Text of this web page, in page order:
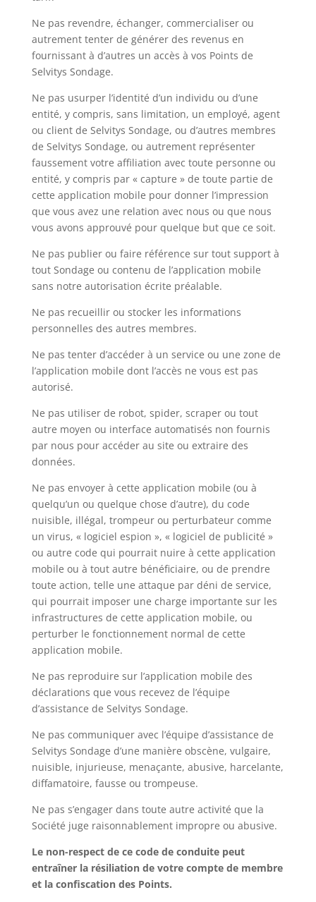
Ne pas revendre, échanger, commercialiser ou
autrement tenter de générer des revenus en
fournissant à d’autres un accès à vos Points de
Selvitys Sondage.
Ne pas usurper l’identité d’un individu ou d’une
entité, y compris, sans limitation, un employé, agent
ou client de Selvitys Sondage, ou d’autres membres
de Selvitys Sondage, ou autrement représenter
faussement votre affiliation avec toute personne ou
entité, y compris par « capture » de toute partie de
cette application mobile pour donner l’impression
que vous avez une relation avec nous ou que nous
vous avons approuvé pour quelque but que ce soit.
Ne pas publier ou faire référence sur tout support à
tout Sondage ou contenu de l’application mobile
sans notre autorisation écrite préalable.
Ne pas recueillir ou stocker les informations
personnelles des autres membres.
Ne pas tenter d’accéder à un service ou une zone de
l’application mobile dont l’accès ne vous est pas
autorisé.
Ne pas utiliser de robot, spider, scraper ou tout
autre moyen ou interface automatisés non fournis
par nous pour accéder au site ou extraire des
données.
Ne pas envoyer à cette application mobile (ou à
quelqu’un ou quelque chose d’autre), du code
nuisible, illégal, trompeur ou perturbateur comme
un virus, « logiciel espion », « logiciel de publicité »
ou autre code qui pourrait nuire à cette application
mobile ou à tout autre bénéficiaire, ou de prendre
toute action, telle une attaque par déni de service,
qui pourrait imposer une charge importante sur les
infrastructures de cette application mobile, ou
perturber le fonctionnement normal de cette
application mobile.
Ne pas reproduire sur l’application mobile des
déclarations que vous recevez de l’équipe
d’assistance de Selvitys Sondage.
Ne pas communiquer avec l’équipe d’assistance de
Selvitys Sondage d’une manière obscène, vulgaire,
nuisible, injurieuse, menaçante, abusive, harcelante,
diffamatoire, fausse ou trompeuse.
Ne pas s’engager dans toute autre activité que la
Société juge raisonnablement impropre ou abusive.
Le non-respect de ce code de conduite peut
entraîner la résiliation de votre compte de membre
et la confiscation des Points.